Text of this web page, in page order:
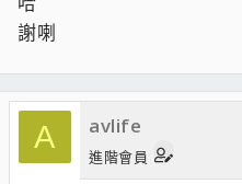
謝喇
A avlife
進階會員